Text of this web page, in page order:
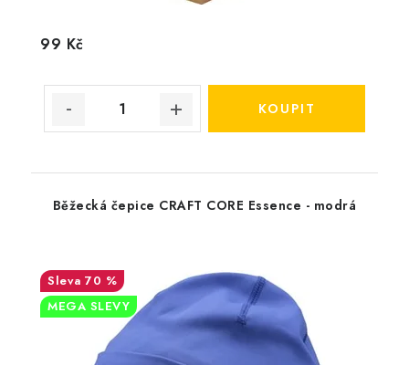
99 Kč
Běžecká čepice CRAFT CORE Essence - modrá
70 %
MEGA SLEVY